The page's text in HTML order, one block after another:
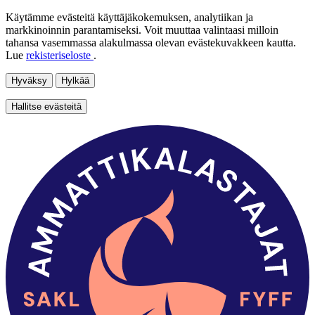
Käytämme evästeitä käyttäjäkokemuksen, analytiikan ja
markkinoinnin parantamiseksi. Voit muuttaa valintaasi milloin
tahansa vasemmassa alakulmassa olevan evästekuvakkeen kautta.
Lue rekisteriseloste .
Hyväksy Hylkää
Hallitse evästeitä